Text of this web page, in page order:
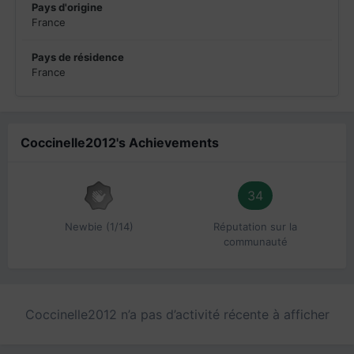
Pays d'origine
France
Pays de résidence
France
Coccinelle2012's Achievements
Newbie (1/14)
34
Réputation sur la
communauté
Coccinelle2012 n’a pas d’activité récente à afficher